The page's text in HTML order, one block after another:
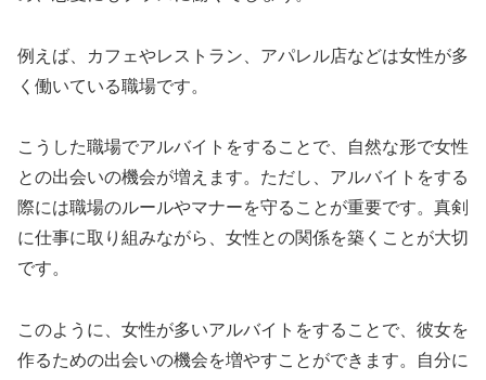
例えば、
カフェやレストラン、アパレル店などは女性が多
く働いている職場です。
こうした職場でアルバイトをすることで、
自然な形で女性
との出会いの機会が増えます。ただし、アルバイトをする
際には職場のルールやマナーを守ることが重要です。真剣
に仕事に取り組みながら、女性との関係を築くことが大切
です。
このように、女性が多いアルバイトをすることで、彼女を
作るための出会いの機会を増やすことができます。自分に